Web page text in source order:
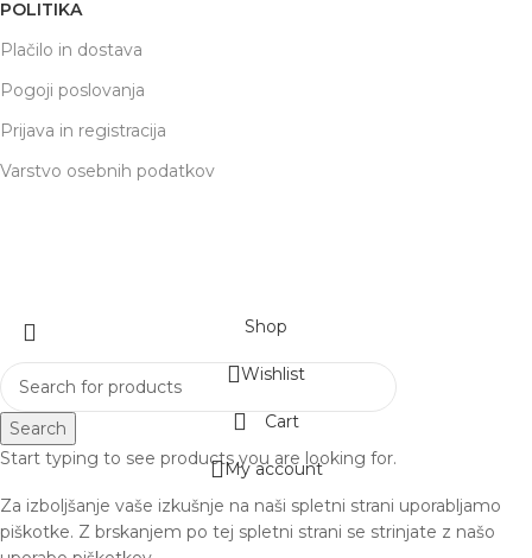
POLITIKA
Plačilo in dostava
Pogoji poslovanja
Prijava in registracija
Varstvo osebnih podatkov
Search
Start typing to see products you are looking for.
Shop
Wishlist
Cart
My account
Za izboljšanje vaše izkušnje na naši spletni strani uporabljamo
piškotke. Z brskanjem po tej spletni strani se strinjate z našo